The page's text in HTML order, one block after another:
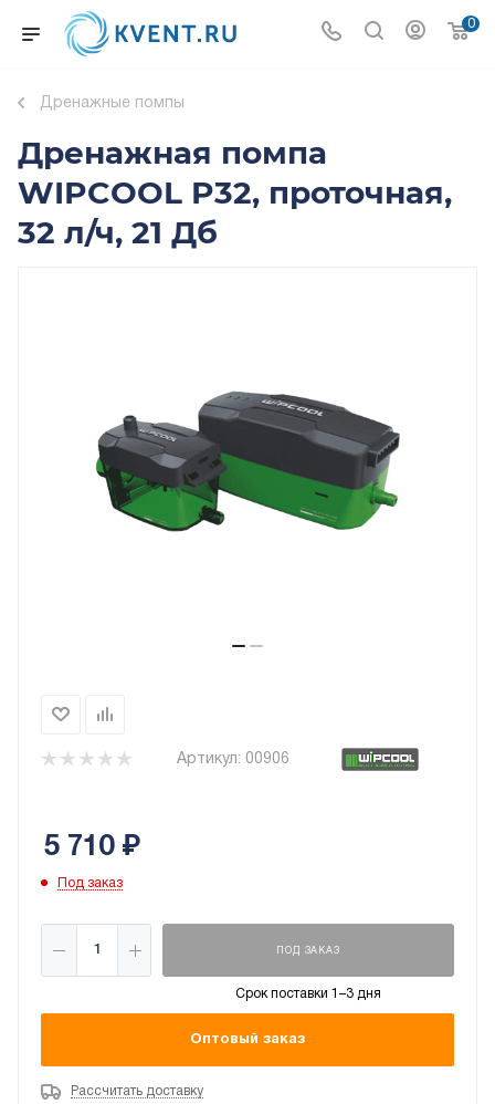
0
Дренажные помпы
Дренажная помпа
WIPCOOL P32, проточная,
32 л/ч, 21 Дб
Артикул: 00906
5 710₽
Под заказ
ПОД ЗАКАЗ
Срок поставки 1–3 дня
Оптовый заказ
Рассчитать доставку